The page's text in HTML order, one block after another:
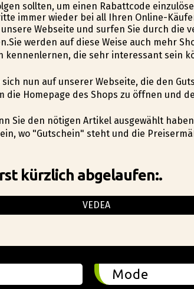
sollten, um einen Rabattcode
immer wieder bei all Ihren Online-
Webseite und surfen Sie durch die
werden auf diese Weise auch mehr
kennenlernen, die sehr interessant sein
nun auf unserer Webseite, die den
die Homepage des Shops zu öffnen und
Sie den nötigen Artikel ausgewählt
wo "Gutschein" steht und die
kürzlich abgelaufen:.
VEDEA
Mode